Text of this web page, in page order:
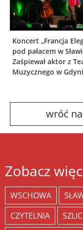
Koncert „Francja
pod pałacem w
Zaśpiewał aktor z
Muzycznego w Gdyni
wróć
Zobacz
WSCHOWA
CZYTELNIA